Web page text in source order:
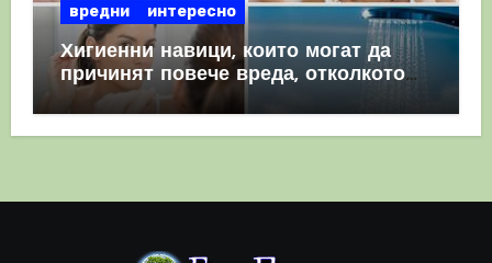
вредни интересно
Хигиенни навици, които могат да
причинят повече вреда, отколкото
полза